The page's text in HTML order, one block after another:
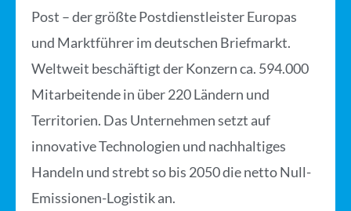
Post – der größte Postdienstleister Europas
und Marktführer im deutschen Briefmarkt.
Weltweit beschäftigt der Konzern ca. 594.000
Mitarbeitende in über 220 Ländern und
Territorien. Das Unternehmen setzt auf
innovative Technologien und nachhaltiges
Handeln und strebt so bis 2050 die netto Null-
Emissionen-Logistik an.